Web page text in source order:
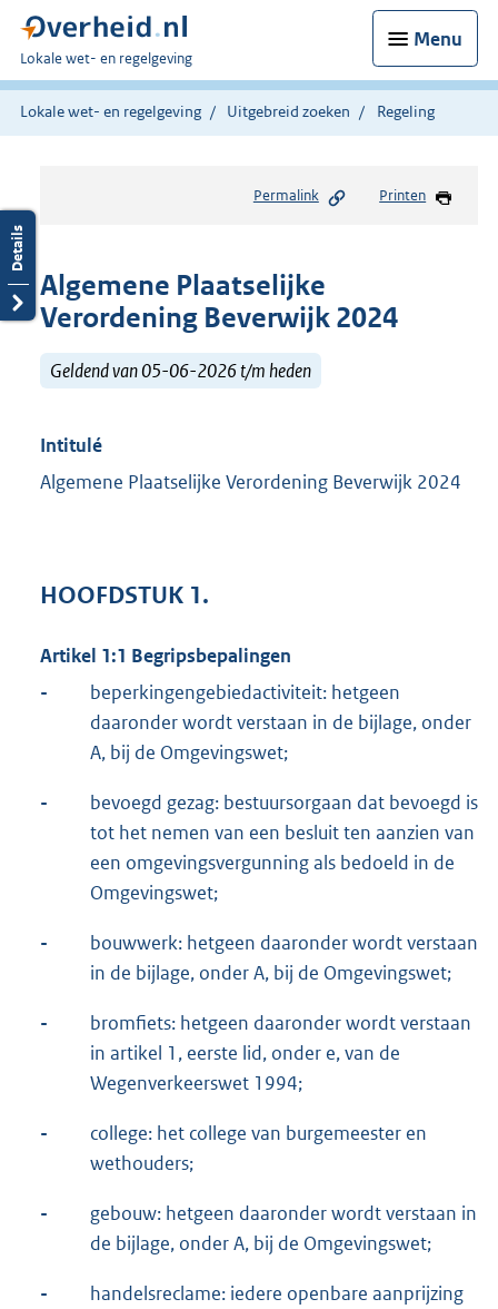
Menu
U
bent
hier:
Lokale wet- en regelgeving
Lokale wet- en regelgeving Uitgebreid zoeken Regeling
Permalink Printen
Algemene Plaatselijke
Verordening Beverwijk 2024
Geldend van 05-06-2026 t/m heden
Intitulé
Algemene Plaatselijke Verordening Beverwijk 2024
HOOFDSTUK 1.
Artikel 1:1 Begripsbepalingen
-
beperkingengebiedactiviteit: hetgeen
daaronder wordt verstaan in de bijlage, onder
A, bij de Omgevingswet;
-
bevoegd gezag: bestuursorgaan dat bevoegd is
tot het nemen van een besluit ten aanzien van
een omgevingsvergunning als bedoeld in de
Omgevingswet;
-
bouwwerk: hetgeen daaronder wordt verstaan
in de bijlage, onder A, bij de Omgevingswet;
-
bromfiets: hetgeen daaronder wordt verstaan
in artikel 1, eerste lid, onder e, van de
Wegenverkeerswet 1994;
-
college: het college van burgemeester en
wethouders;
-
gebouw: hetgeen daaronder wordt verstaan in
de bijlage, onder A, bij de Omgevingswet;
-
handelsreclame: iedere openbare aanprijzing